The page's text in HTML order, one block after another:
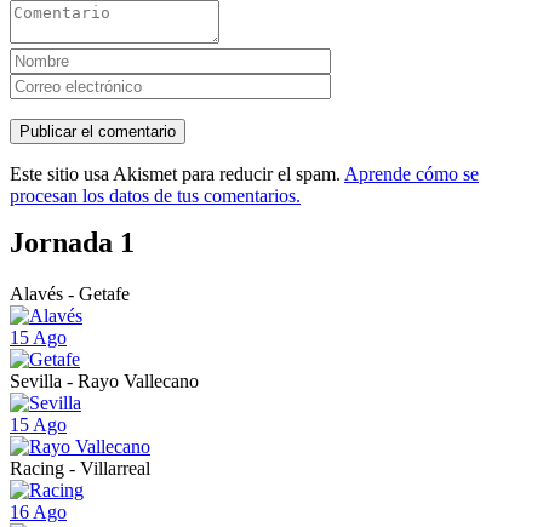
Este sitio usa Akismet para reducir el spam. Aprende cómo se
procesan los datos de tus comentarios.
Jornada 1
Alavés - Getafe
15 Ago
Sevilla - Rayo Vallecano
15 Ago
Racing - Villarreal
16 Ago